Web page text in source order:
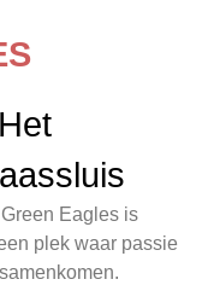
Eagles is
plek waar passie